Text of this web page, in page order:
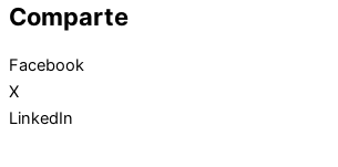
Comparte
Facebook
X
LinkedIn